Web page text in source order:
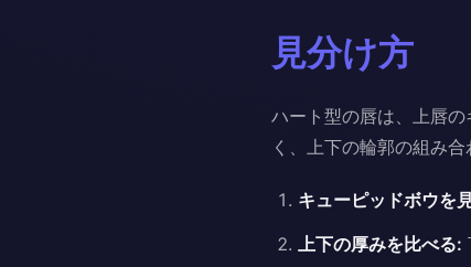
見分け方
ハート型の唇は、上唇
く、上下の輪郭の組み合
キューピッドボウを
上下の厚みを比べる: